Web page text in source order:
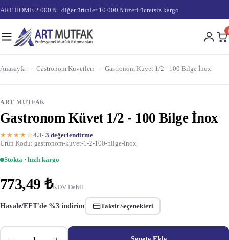
ART HOME 2.000 ₺ · diğer ürünler 10.000 ₺ üzeri ücretsiz kargo
Anasayfa › Gastronom Küvetleri › Gastronom Küvet 1/2 - 100 Bilge İnox
ART MUTFAK
Gastronom Küvet 1/2 - 100 Bilge İnox
★★★★☆4.3· 3 değerlendirme
Ürün Kodu: gastronom-kuvet-1-2-100-bilge-inox
Stokta · hızlı kargo
773,49 ₺KDV Dahil
Havale/EFT'de %3 indirim Taksit Seçenekleri